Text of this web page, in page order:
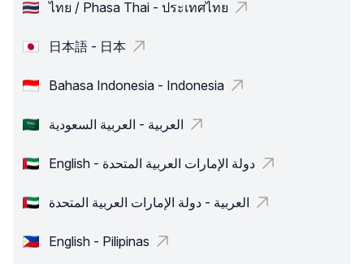
ไทย / Phasa Thai - ประเทศไทย
日本語 - 日本
Bahasa Indonesia - Indonesia
العربية - العربية السعودية
English - دولة الإمارات العربية المتحدة
العربية - دولة الإمارات العربية المتحدة
English - Pilipinas